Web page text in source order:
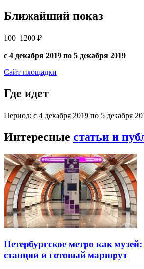
Ближайший показ
100–1200 ₽
с 4 декабря 2019 по 5 декабря 2019
Сайт площадки
Где идет
Период: с 4 декабря 2019 по 5 декабря
Интересные статьи и
Петербургское метро как
станции и готовый маршрут